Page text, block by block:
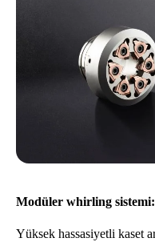
Modüler whirling sistemi:
Yüksek hassasiyetli kaset